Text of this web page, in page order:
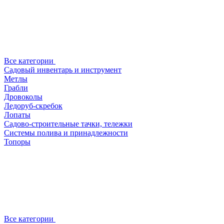
Все категории
Садовый инвентарь и инструмент
Метлы
Грабли
Дровоколы
Ледоруб-скребок
Лопаты
Садово-строительные тачки, тележки
Системы полива и принадлежности
Топоры
Все категории